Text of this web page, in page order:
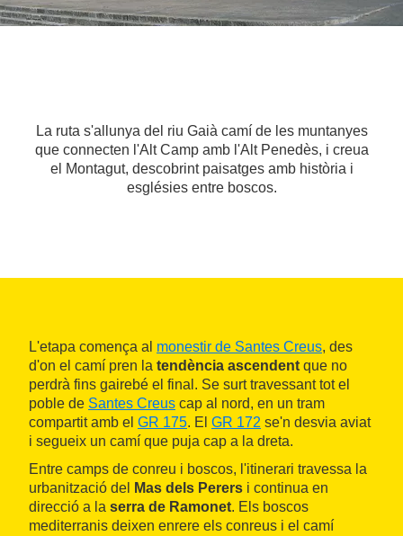
La ruta s'allunya del riu Gaià camí de les muntanyes
que connecten l'Alt Camp amb l'Alt Penedès, i creua
el Montagut, descobrint paisatges amb història i
esglésies entre boscos.
L'etapa comença al monestir de Santes Creus, des
d'on el camí pren la tendència ascendent que no
perdrà fins gairebé el final. Se surt travessant tot el
poble de Santes Creus cap al nord, en un tram
compartit amb el GR 175. El GR 172 se'n desvia aviat
i segueix un camí que puja cap a la dreta.
Entre camps de conreu i boscos, l'itinerari travessa la
urbanització del
Mas dels Perers i continua en
direcció a la serra de Ramonet. Els boscos
mediterranis deixen enrere els conreus i el camí